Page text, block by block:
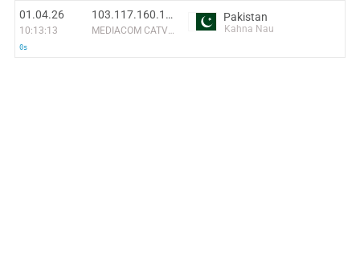
01.04.26
10:13:13
0s
103.117.160.175
MEDIACOM CATV (PVT.) LIMITED
Pakistan
Kahna Nau